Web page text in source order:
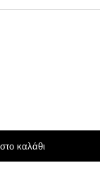
καλάθι